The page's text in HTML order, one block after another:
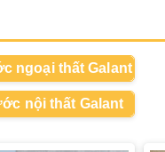
ngoại thất Galant
nội thất Galant